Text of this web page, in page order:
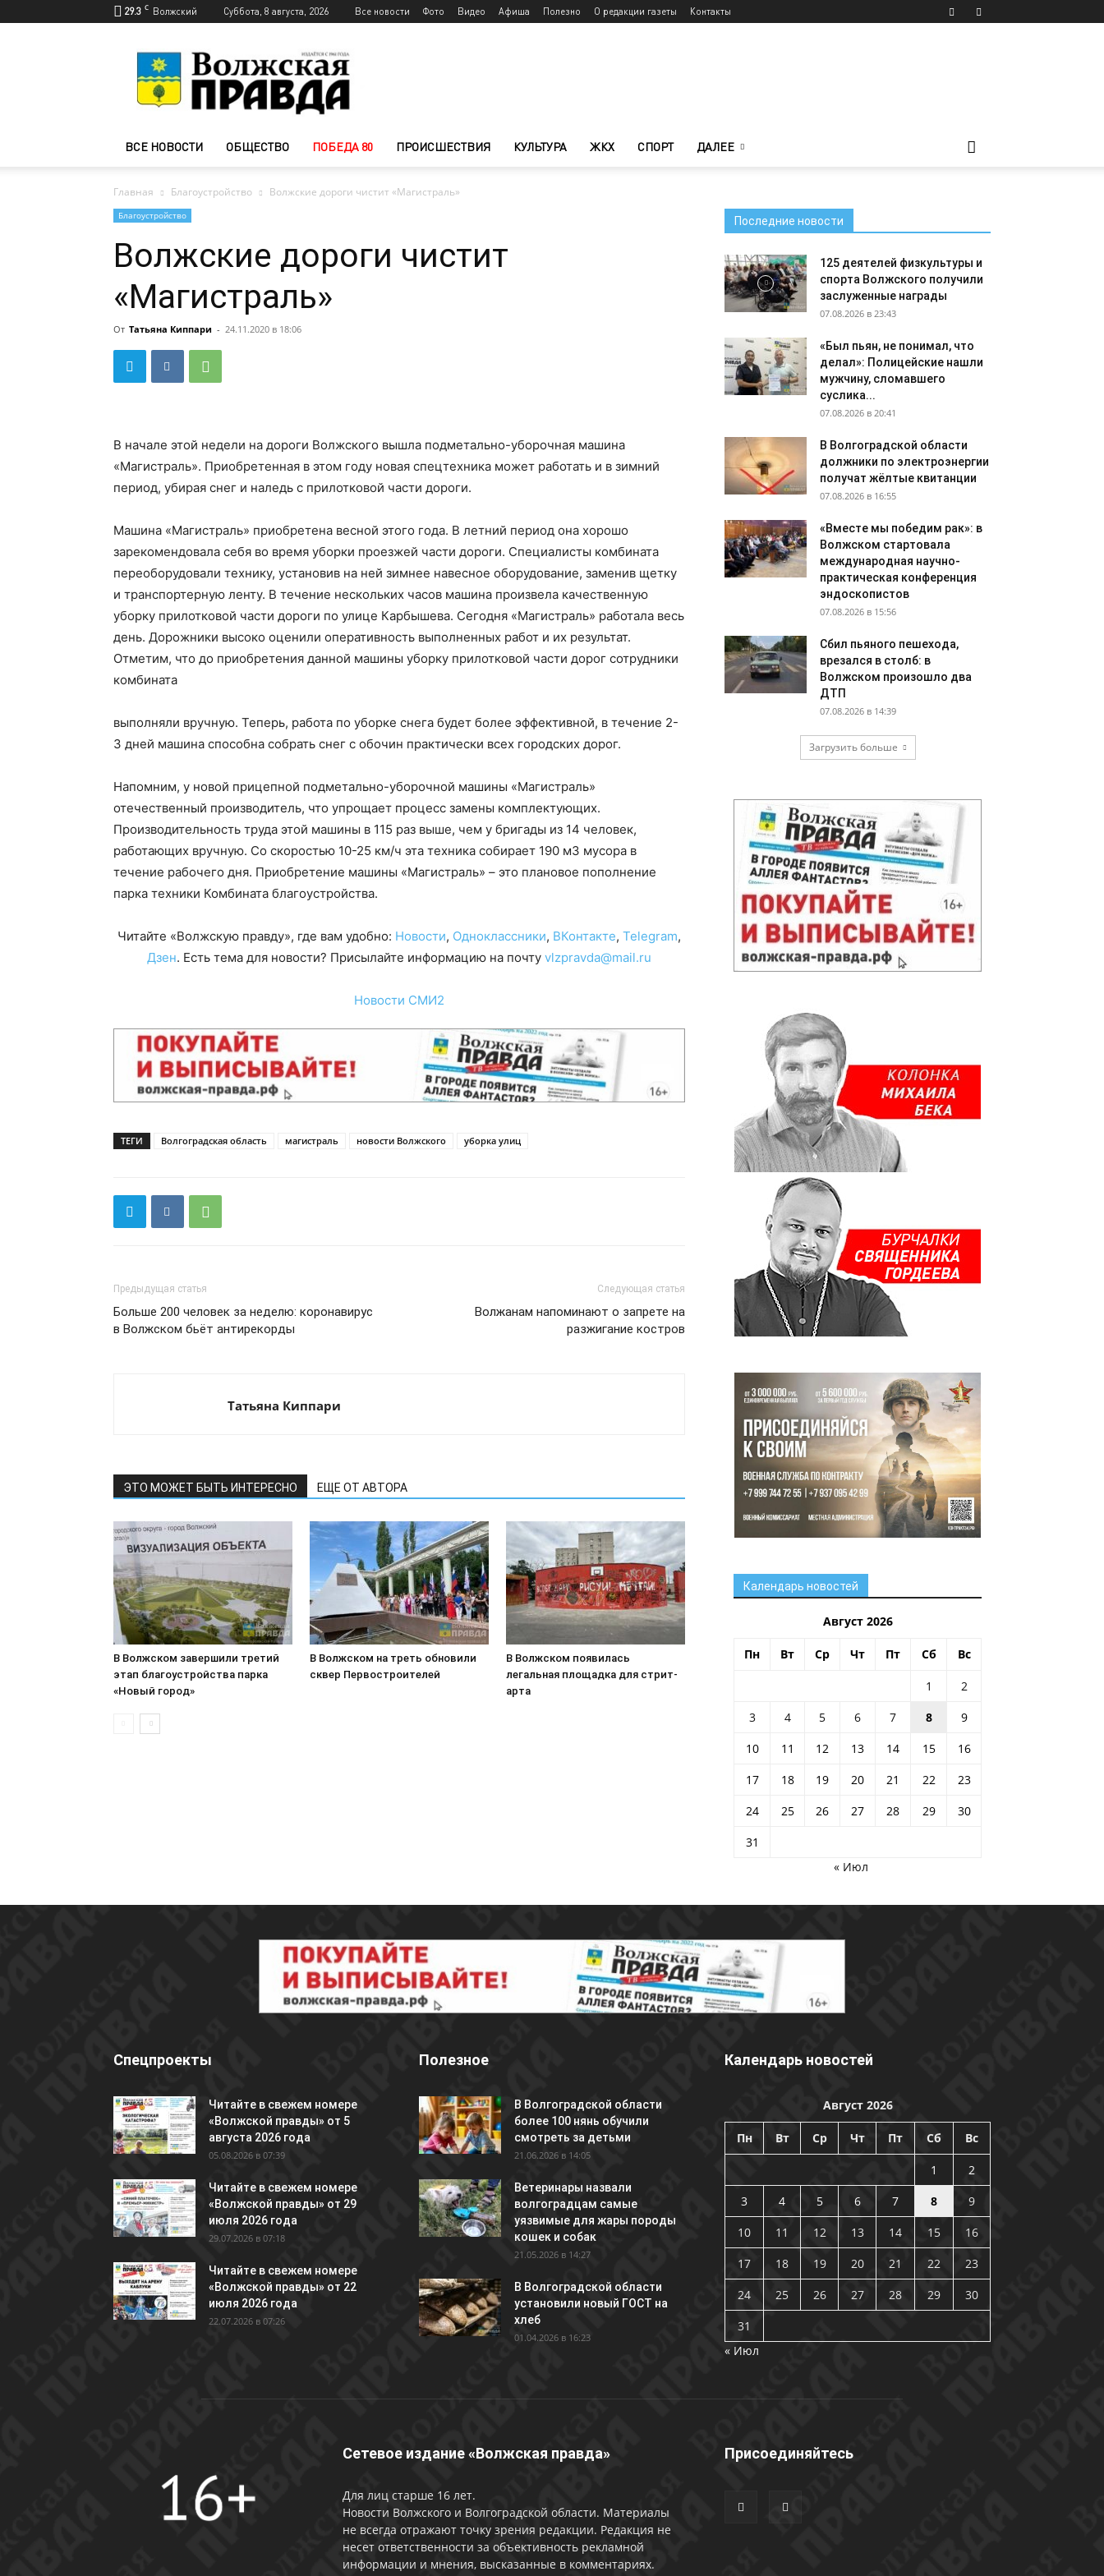
29.3 C Волжский Суббота, 8 августа, 2026 Все новости Фото Видео Афиша Полезно О редакции газеты Контакты
Волжского
—
Волжская
ВСЕ НОВОСТИ ОБЩЕСТВО ПОБЕДА 80 ПРОИСШЕСТВИЯ КУЛЬТУРА ЖКХ СПОРТ ДАЛЕЕ
Главная Благоустройство Волжские дороги чистит «Магистраль»
Благоустройство
Волжские дороги чистит
«Магистраль»
От Татьяна Киппари - 24.11.2020 в 18:06
В начале этой недели на дороги Волжского вышла подметально-уборочная машина
«Магистраль». Приобретенная в этом году новая спецтехника может работать и в зимний
период, убирая снег и наледь с прилотковой части дороги.
Машина «Магистраль» приобретена весной этого года. В летний период она хорошо
зарекомендовала себя во время уборки проезжей части дороги. Специалисты комбината
переоборудовали технику, установив на ней зимнее навесное оборудование, заменив щетку
и транспортерную ленту. В течение нескольких часов машина произвела качественную
уборку прилотковой части дороги по улице Карбышева. Сегодня «Магистраль» работала весь
день. Дорожники высоко оценили оперативность выполненных работ и их результат.
Отметим, что до приобретения данной машины уборку прилотковой части дорог сотрудники
комбината
выполняли вручную. Теперь, работа по уборке снега будет более эффективной, в течение 2-
3 дней машина способна собрать снег с обочин практически всех городских дорог.
Напомним, у новой прицепной подметально-уборочной машины «Магистраль»
отечественный производитель, что упрощает процесс замены комплектующих.
Производительность труда этой машины в 115 раз выше, чем у бригады из 14 человек,
работающих вручную. Со скоростью 10-25 км/ч эта техника собирает 190 м3 мусора в
течение рабочего дня. Приобретение машины «Магистраль» – это плановое пополнение
парка техники Комбината благоустройства.
Читайте «Волжскую правду», где вам удобно: Новости, Одноклассники, ВКонтакте, Telegram,
Дзен. Есть тема для новости? Присылайте информацию на почту vlzpravda@mail.ru
Новости СМИ2
ТЕГИ Волгоградская область магистраль новости Волжского уборка улиц
Предыдущая статья
Больше 200 человек за неделю: коронавирус
в Волжском бьёт антирекорды
Следующая статья
Волжанам напоминают о запрете на
разжигание костров
Татьяна Киппари
ЭТО МОЖЕТ БЫТЬ ИНТЕРЕСНО ЕЩЕ ОТ АВТОРА
В Волжском завершили третий
этап благоустройства парка
«Новый город»
В Волжском на треть обновили
сквер Первостроителей
В Волжском появилась
легальная площадка для стрит-
арта
Последние новости
125 деятелей физкультуры и
спорта Волжского получили
заслуженные награды
07.08.2026 в 23:43
«Был пьян, не понимал, что
делал»: Полицейские нашли
мужчину, сломавшего
суслика...
07.08.2026 в 20:41
В Волгоградской области
должники по электроэнергии
получат жёлтые квитанции
07.08.2026 в 16:55
«Вместе мы победим рак»: в
Волжском стартовала
международная научно-
практическая конференция
эндоскопистов
07.08.2026 в 15:56
Сбил пьяного пешехода,
врезался в столб: в
Волжском произошло два
ДТП
07.08.2026 в 14:39
Загрузить больше
Календарь новостей
Август 2026
Пн Вт Ср Чт Пт Сб Вс
1
2
3
4 5 6 7 8
9
10
11 12 13 14 15
16
17
18 19 20 21 22
23
24
25 26 27 28 29
30
31
« Июл
Спецпроекты
Читайте в свежем номере
«Волжской правды» от 5
августа 2026 года
05.08.2026 в 07:39
Читайте в свежем номере
«Волжской правды» от 29
июля 2026 года
29.07.2026 в 07:18
Читайте в свежем номере
«Волжской правды» от 22
июля 2026 года
22.07.2026 в 07:26
Полезное
В Волгоградской области
более 100 нянь обучили
смотреть за детьми
21.06.2026 в 14:05
Ветеринары назвали
волгоградцам самые
уязвимые для жары породы
кошек и собак
21.05.2026 в 14:27
В Волгоградской области
установили новый ГОСТ на
хлеб
01.04.2026 в 16:23
Календарь новостей
Август 2026
Пн Вт Ср Чт Пт Сб Вс
1
2
3
4 5 6 7 8
9
10
11 12 13 14 15
16
17
18 19 20 21 22
23
24
25 26 27 28 29
30
31
« Июл
Сетевое издание «Волжская правда»
Для лиц старше 16 лет.
Новости Волжского и Волгоградской области. Материалы
не всегда отражают точку зрения редакции. Редакция не
несет ответственности за объективность рекламной
информации и мнения, высказанные в комментариях.
Присоединяйтесь